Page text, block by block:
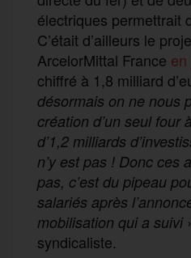
électriques permettrait
C’était d’ailleurs le
ArcelorMittal France
chiffré à 1,8 milliard
désormais on ne nous
création d’un seul four
d’1,2 milliards
n’y est pas ! Donc ces
pas, c’est du pipeau
salariés après
mobilisation qui a suivi
syndicaliste.